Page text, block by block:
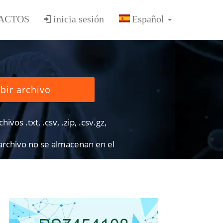
inicia sesión
archivo
.txt, .csv, .zip, .csv.gz,
no se almacenan en el